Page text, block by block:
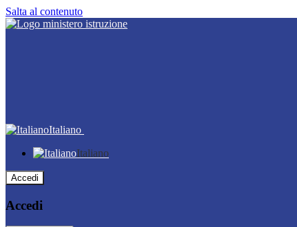
Salta al contenuto
Italiano
Italiano
Accedi
Accedi